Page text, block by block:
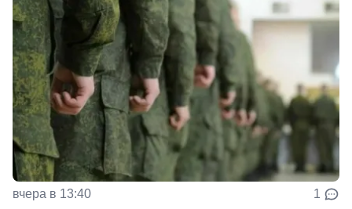
вчера в 13:40 1